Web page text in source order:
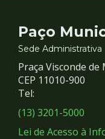
e
Redes
Sociais
Paço
Sede Administrativa
Praça Visconde de
CEP 11010-900
Tel:
(13) 3201-5000
Lei de Acesso à